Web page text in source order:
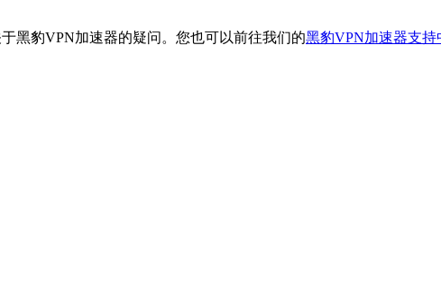
黑豹VPN加速器的疑问。您也可以前往我们的黑豹VPN加速器支持